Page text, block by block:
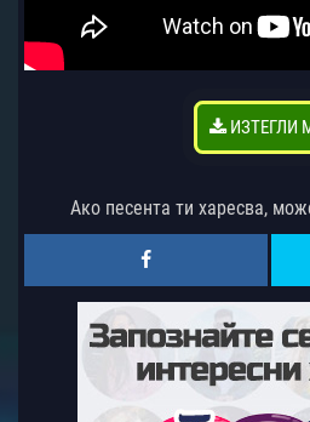
ИЗТЕГЛИ
Ако песента ти харесва,